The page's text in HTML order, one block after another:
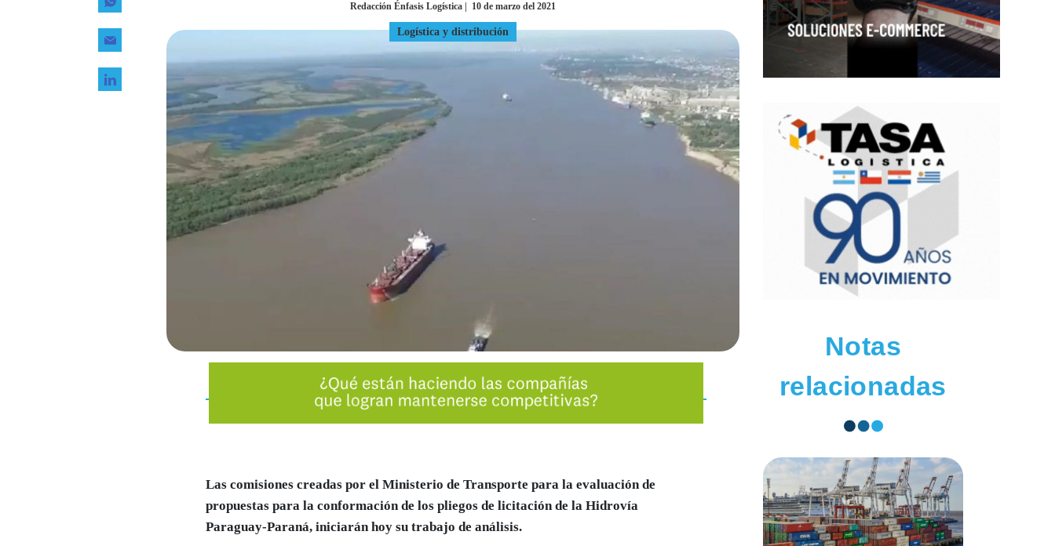
INGRESAR
SUSCRÍBASE
Redacción Énfasis Logística 10 de marzo del 2021
Logística y distribución
Las comisiones creadas por el Ministerio de Transporte para la evaluación de
propuestas para la conformación de los pliegos de licitación de la Hidrovía
Paraguay-Paraná, iniciarán hoy su trabajo de análisis.
Notas
relacionadas